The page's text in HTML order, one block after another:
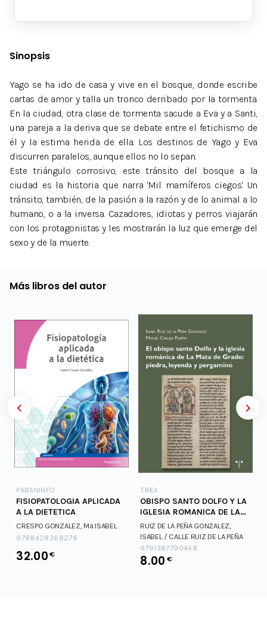
Sinopsis
Yago se ha ido de casa y vive en el bosque, donde escribe
cartas de amor y talla un tronco derribado por la tormenta.
En la ciudad, otra clase de tormenta sacude a Eva y a Santi,
una pareja a la deriva que se debate entre el fetichismo de
él y la estima herida de ella. Los destinos de Yago y Eva
discurren paralelos, aunque ellos no lo sepan.
Este triángulo corrosivo, este tránsito del bosque a la
ciudad es la historia que narra 'Mil mamíferos ciegos'. Un
tránsito, también, de la pasión a la razón y de lo animal a lo
humano, o a la inversa. Cazadores, idiotas y perros viajarán
con los protagonistas y les mostrarán la luz que emerge del
sexo y de la muerte.
Más libros del autor
PARANINFO
FISIOPATOLOGIA APLICADA
A LA DIETETICA
CRESPO GONZALEZ, Mª ISABEL
9788428368278
32.00€
TREA
OBISPO SANTO DOLFO Y LA
IGLESIA ROMANICA DE LA
MATA DE GRADO
RUIZ DE LA PEÑA GONZALEZ,
ISABEL / CALLE RUIZ DE LA PEÑA
GONZALEZ, ISABEL / CALLE
9791387790448
8.00 €